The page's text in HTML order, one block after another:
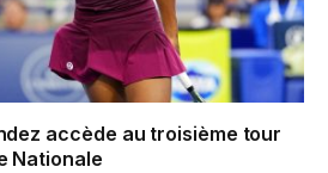
accède au troisième tour
Nationale